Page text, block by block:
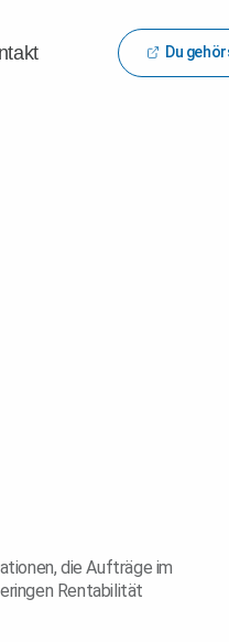
Du
die Aufträge im
Rentabilität